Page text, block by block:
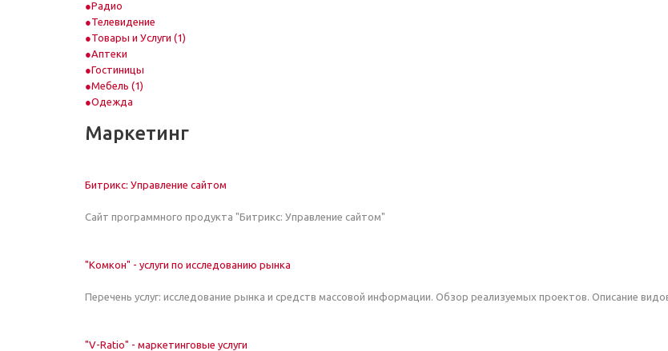
Радио
Телевидение
Товары и Услуги (1)
Аптеки
Гостиницы
Мебель (1)
Одежда
Маркетинг
Битрикс: Управление сайтом
Сайт программного продукта "Битрикс: Управление сайтом"
"Комкон" - услуги по исследованию рынка
Перечень услуг: исследование рынка и средств массовой информации. Обзор реализуемых проектов. Описание
"V-Ratio" - маркетинговые услуги